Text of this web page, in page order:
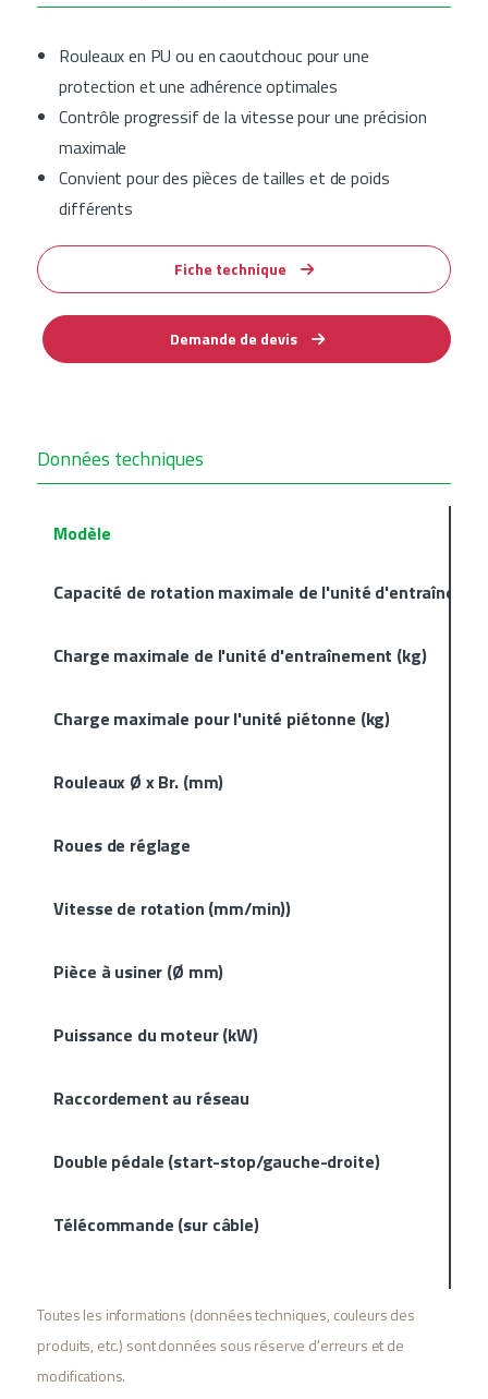
Rouleaux en PU ou en caoutchouc pour une
protection et une adhérence optimales
Contrôle progressif de la vitesse pour une précision
maximale
Convient pour des pièces de tailles et de poids
différents
Fiche technique
Demande de devis
Données techniques
Modèle
Capacité de rotation maximale de l'unité
Charge maximale de l'unité d'entraînement (kg)
Charge maximale pour l'unité piétonne (kg)
Rouleaux Ø x Br. (mm)
Roues de réglage
Vitesse de rotation (mm/min))
Pièce à usiner (Ø mm)
Puissance du moteur (kW)
Raccordement au réseau
Double pédale (start-stop/gauche-droite)
Télécommande (sur câble)
Toutes les informations (données techniques, couleurs des
produits, etc.) sont données sous réserve d'erreurs et de
modifications.